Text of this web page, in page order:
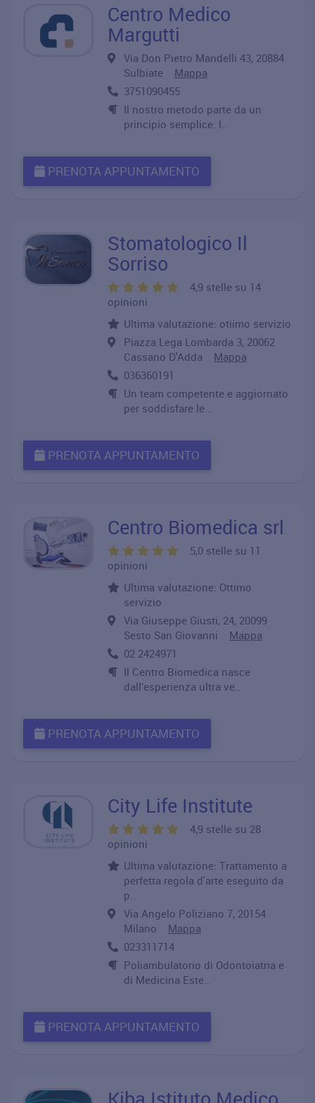
Centro Medico
Margutti
Via Don Pietro Mandelli 43, 20884
Sulbiate Mappa
3751090455
Il nostro metodo parte da un
principio semplice: l..
PRENOTA APPUNTAMENTO
Stomatologico Il
Sorriso
4,9 stelle su 14
opinioni
Ultima valutazione: otiimo servizio
Piazza Lega Lombarda 3, 20062
Cassano D'Adda Mappa
036360191
Un team competente e aggiornato
per soddisfare le ..
PRENOTA APPUNTAMENTO
Centro Biomedica srl
5,0 stelle su 11
opinioni
Ultima valutazione: Ottimo
servizio
Via Giuseppe Giusti, 24, 20099
Sesto San Giovanni Mappa
02 2424971
Il Centro Biomedica nasce
dall’esperienza ultra ve..
PRENOTA APPUNTAMENTO
City Life Institute
4,9 stelle su 28
opinioni
Ultima valutazione: Trattamento a
perfetta regola d'arte eseguito da
p..
Via Angelo Poliziano 7, 20154
Milano Mappa
023311714
Poliambulatorio di Odontoiatria e
di Medicina Este..
PRENOTA APPUNTAMENTO